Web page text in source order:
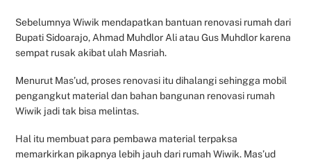
Sebelumnya Wiwik mendapatkan bantuan renovasi rumah dari
Bupati Sidoarajo, Ahmad Muhdlor Ali atau Gus Muhdlor karena
sempat rusak akibat ulah Masriah.
Menurut Mas’ud, proses renovasi itu dihalangi sehingga mobil
pengangkut material dan bahan bangunan renovasi rumah
Wiwik jadi tak bisa melintas.
Hal itu membuat para pembawa material terpaksa
memarkirkan pikapnya lebih jauh dari rumah Wiwik. Mas’ud